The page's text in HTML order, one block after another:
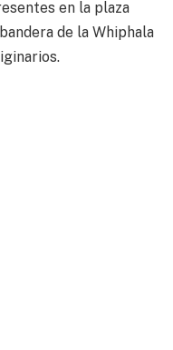
en la plaza
de la Whiphala